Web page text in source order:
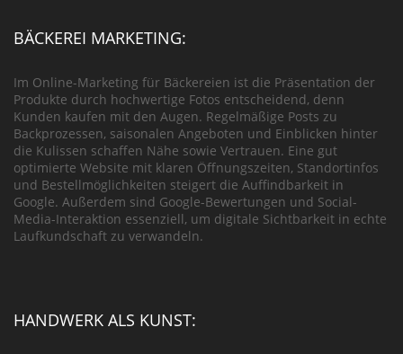
BÄCKEREI MARKETING:
Im Online-Marketing für Bäckereien ist die Präsentation der
Produkte durch hochwertige Fotos entscheidend, denn
Kunden kaufen mit den Augen. Regelmäßige Posts zu
Backprozessen, saisonalen Angeboten und Einblicken hinter
die Kulissen schaffen Nähe sowie Vertrauen. Eine gut
optimierte Website mit klaren Öffnungszeiten, Standortinfos
und Bestellmöglichkeiten steigert die Auffindbarkeit in
Google. Außerdem sind Google-Bewertungen und Social-
Media-Interaktion essenziell, um digitale Sichtbarkeit in echte
Laufkundschaft zu verwandeln.
HANDWERK ALS KUNST: